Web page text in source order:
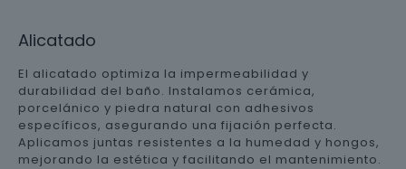
Alicatado
El alicatado optimiza la impermeabilidad y
durabilidad del baño. Instalamos cerámica,
porcelánico y piedra natural con adhesivos
específicos, asegurando una fijación perfecta.
Aplicamos juntas resistentes a la humedad y hongos,
mejorando la estética y facilitando el mantenimiento.